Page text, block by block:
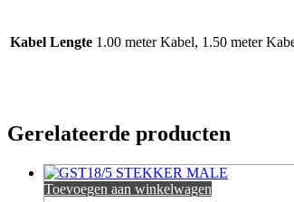
Kabel Lengte 1.00 meter Kabel, 1.50 meter
Gerelateerde producten
Toevoegen aan winkelwagen